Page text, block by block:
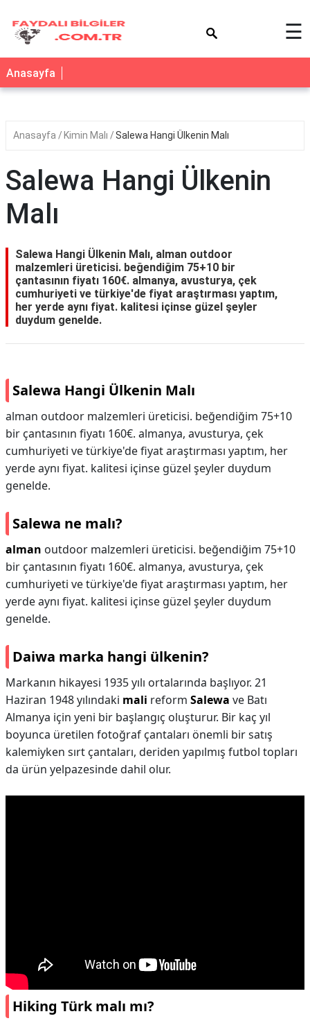
☰
Anasayfa
Anasayfa Kimin Malı Salewa Hangi Ülkenin Malı
Salewa Hangi Ülkenin
Malı
Salewa Hangi Ülkenin Malı, alman outdoor
malzemleri üreticisi. beğendiğim 75+10 bir
çantasının fiyatı 160€. almanya, avusturya, çek
cumhuriyeti ve türkiye'de fiyat araştırması yaptım,
her yerde aynı fiyat. kalitesi içinse güzel şeyler
duydum genelde.
Salewa Hangi Ülkenin Malı
alman outdoor malzemleri üreticisi. beğendiğim 75+10
bir çantasının fiyatı 160€. almanya, avusturya, çek
cumhuriyeti ve türkiye'de fiyat araştırması yaptım, her
yerde aynı fiyat. kalitesi içinse güzel şeyler duydum
genelde.
Salewa ne malı?
alman outdoor malzemleri üreticisi. beğendiğim 75+10
bir çantasının fiyatı 160€. almanya, avusturya, çek
cumhuriyeti ve türkiye'de fiyat araştırması yaptım, her
yerde aynı fiyat. kalitesi içinse güzel şeyler duydum
genelde.
Daiwa marka hangi ülkenin?
Markanın hikayesi 1935 yılı ortalarında başlıyor. 21
Haziran 1948 yılındaki mali reform Salewa ve Batı
Almanya için yeni bir başlangıç oluşturur. Bir kaç yıl
boyunca üretilen fotoğraf çantaları önemli bir satış
kalemiyken sırt çantaları, deriden yapılmış futbol topları
da ürün yelpazesinde dahil olur.
Hiking Türk malı mı?